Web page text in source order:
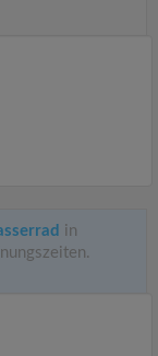
in